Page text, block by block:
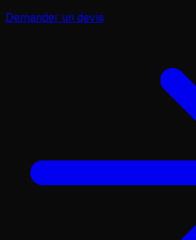
Demander un devis